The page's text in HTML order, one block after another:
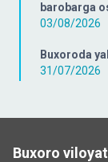
barobarga
03/08/2026
Buxoroda
31/07/2026
Buxoro